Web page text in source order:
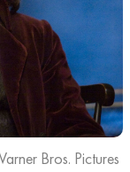
Bros. Pictures